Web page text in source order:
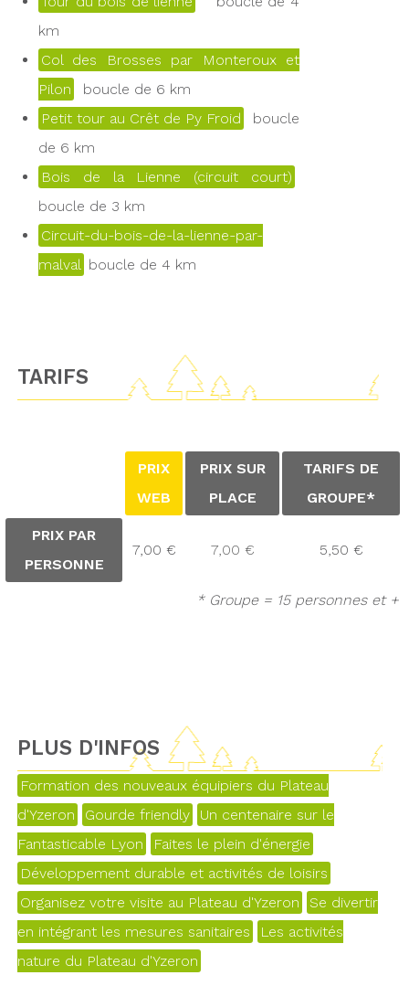
km
Col des Brosses par Monteroux et
Pilon
boucle de 6 km
Petit tour au Crêt de Py Froid
boucle
de 6 km
Bois de la Lienne (circuit court)
boucle de 3 km
Circuit-du-bois-de-la-lienne-par-
malval boucle de 4 km
TARIFS
PRIX
WEB
PRIX SUR
PLACE
TARIFS DE
GROUPE*
PRIX PAR
PERSONNE
7,00 € 7,00 € 5,50 €
* Groupe = 15 personnes et +
PLUS D'INFOS
Formation des nouveaux équipiers du Plateau
d'Yzeron
Gourde friendly
Un centenaire sur le
Fantasticable Lyon
Faites le plein d'énergie
Développement durable et activités de loisirs
Organisez votre visite au Plateau d'Yzeron
Se divertir
en intégrant les mesures sanitaires
Les activités
nature du Plateau d'Yzeron